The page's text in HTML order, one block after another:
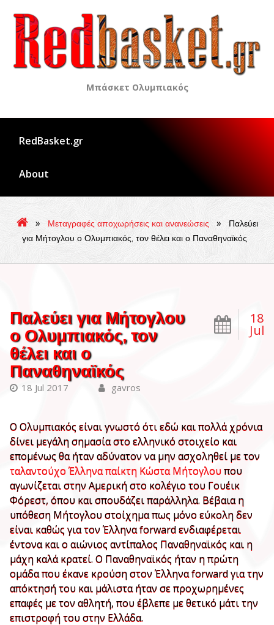
content
Μπάσκετ Ολυμπιακός
RedBasket.gr
About
» Μεταγραφές αποχωρήσεις και ανανεώσεις »
Παλεύει
για Μήτογλου ο Ολυμπιακός, τον θέλει και ο Παναθηναϊκός
18
Jul
Παλεύει για Μήτογλου
ο Ολυμπιακός, τον
θέλει και ο
Παναθηναϊκός
18 Jul 2017 gavros
Ο Ολυμπιακός είναι γνωστό ότι εδώ και πολλά χρόνια
δίνει μεγάλη σημασία στο ελληνικό στοιχείο και
επομένως θα ήταν αδύνατον να μην ασχοληθεί με τον
ταλαντούχο Έλληνα παίκτη Κώστα Μήτογλουπου
αγωνίζεται στην Αμερική στο κολέγιο του Γουέικ
Φόρεστ, όπου και σπουδάζει παράλληλα. Βέβαια η
υπόθεση Μήτογλου στοίχημα πως μόνο εύκολη δεν
είναι καθώς για τον Έλληνα forward ενδιαφέρεται
έντονα και ο αιώνιος αντίπαλος Παναθηναϊκός και η
μάχη καλά κρατεί. Ο Παναθηναϊκός ήταν η πρώτη
ομάδα που έκανε κρούση στον Έλληνα forward για την
απόκτησή του και μάλιστα ήταν σε προχωρημένες
επαφές με τον αθλητή, που έβλεπε με θετικό μάτι την
επιστροφή του στην Ελλάδα.